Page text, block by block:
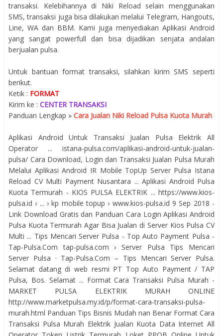
transaksi. Kelebihannya di Niki Reload selain menggunakan
SMS, transaksi juga bisa dilakukan melalui Telegram, Hangouts,
Line, WA dan BBM. Kami juga menyediakan Aplikasi Android
yang sangat powerfull dan bisa dijadikan senjata andalan
berjualan pulsa.
Untuk bantuan format transaksi, silahkan kirim SMS seperti
berikut.
Ketik : FORMAT
Kirim ke : CENTER TRANSAKSI
Panduan Lengkap » Cara Jualan Niki Reload Pulsa Kuota Murah
Aplikasi Android Untuk Transaksi Jualan Pulsa Elektrik All
Operator ... istana-pulsa.com/aplikasi-android-untuk-jualan-
pulsa/ Cara Download, Login dan Transaksi Jualan Pulsa Murah
Melalui Aplikasi Android IR Mobile TopUp Server Pulsa Istana
Reload CV Multi Payment Nusantara ... Aplikasi Android Pulsa
Kuota Termurah - KIOS PULSA ELEKTRIK ... https://www.kios-
pulsa.id › ... › kp mobile topup › www.kios-pulsa.id 9 Sep 2018 -
Link Download Gratis dan Panduan Cara Login Aplikasi Android
Pulsa Kuota Termurah Agar Bisa Jualan di Server Kios Pulsa CV
Multi ... Tips Mencari Server Pulsa - Top Auto Payment Pulsa -
Tap-Pulsa.Com tap-pulsa.com › Server Pulsa Tips Mencari
Server Pulsa · Tap-Pulsa.Com – Tips Mencari Server Pulsa.
Selamat datang di web resmi PT Top Auto Payment / TAP
Pulsa, Bos. Selamat ... Format Cara Transaksi Pulsa Murah -
MARKET PULSA ELEKTRIK MURAH ONLINE
http://www.marketpulsa.my.id/p/format-cara-transaksi-pulsa-
murah.html Panduan Tips Bisnis Mudah nan Benar Format Cara
Transaksi Pulsa Murah Elektrik Jualan Kuota Data Internet All